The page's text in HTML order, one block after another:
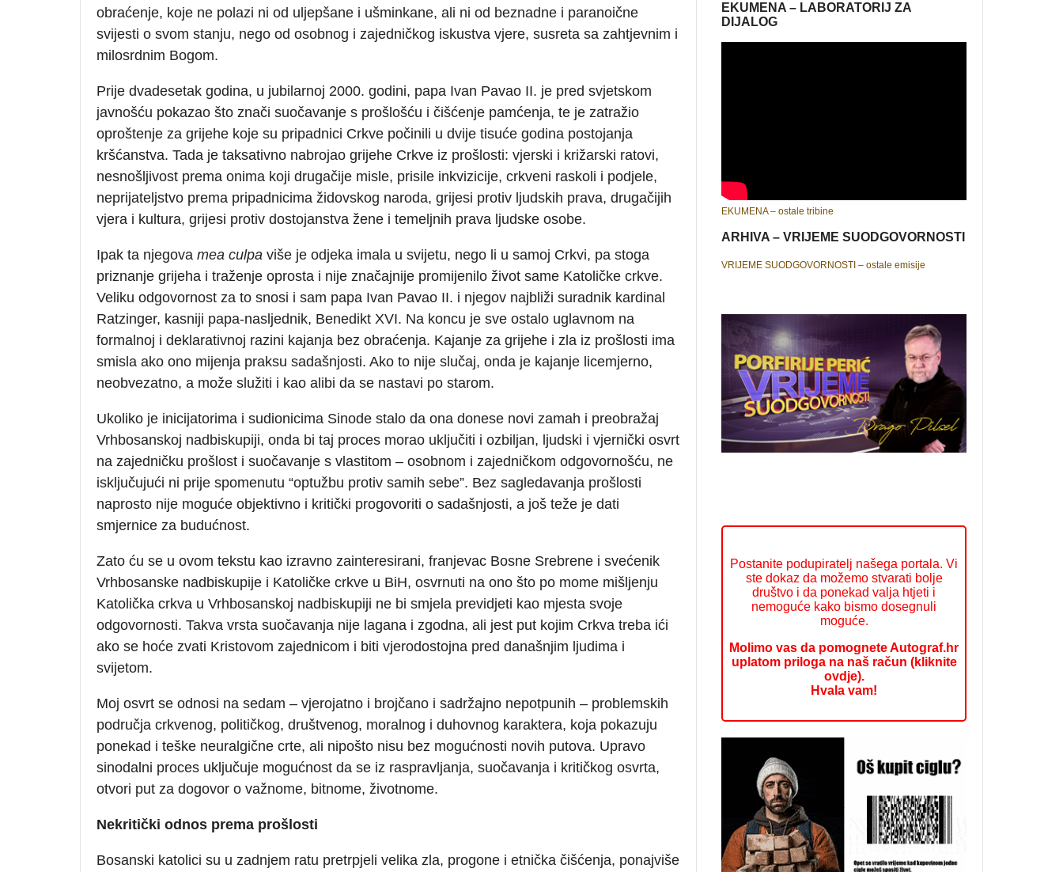
obraćenje, koje ne polazi ni od uljepšane i ušminkane, ali ni od beznadne i paranoične
svijesti o svom stanju, nego od osobnog i zajedničkog iskustva vjere, susreta sa zahtjevnim i
milosrdnim Bogom.
Prije dvadesetak godina, u jubilarnoj 2000. godini, papa Ivan Pavao II. je pred svjetskom
javnošću pokazao što znači suočavanje s prošlošću i čišćenje pamćenja, te je zatražio
oproštenje za grijehe koje su pripadnici Crkve počinili u dvije tisuće godina postojanja
kršćanstva. Tada je taksativno nabrojao grijehe Crkve iz prošlosti: vjerski i križarski ratovi,
nesnošljivost prema onima koji drugačije misle, prisile inkvizicije, crkveni raskoli i podjele,
neprijateljstvo prema pripadnicima židovskog naroda, grijesi protiv ljudskih prava, drugačijih
vjera i kultura, grijesi protiv dostojanstva žene i temeljnih prava ljudske osobe.
Ipak ta njegova mea culpa više je odjeka imala u svijetu, nego li u samoj Crkvi, pa stoga
priznanje grijeha i traženje oprosta i nije značajnije promijenilo život same Katoličke crkve.
Veliku odgovornost za to snosi i sam papa Ivan Pavao II. i njegov najbliži suradnik kardinal
Ratzinger, kasniji papa-nasljednik, Benedikt XVI. Na koncu je sve ostalo uglavnom na
formalnoj i deklarativnoj razini kajanja bez obraćenja. Kajanje za grijehe i zla iz prošlosti ima
smisla ako ono mijenja praksu sadašnjosti. Ako to nije slučaj, onda je kajanje licemjerno,
neobvezatno, a može služiti i kao alibi da se nastavi po starom.
Ukoliko je inicijatorima i sudionicima Sinode stalo da ona donese novi zamah i preobražaj
Vrhbosanskoj nadbiskupiji, onda bi taj proces morao uključiti i ozbiljan, ljudski i vjernički osvrt
na zajedničku prošlost i suočavanje s vlastitom – osobnom i zajedničkom odgovornošću, ne
isključujući ni prije spomenutu “optužbu protiv samih sebe”. Bez sagledavanja prošlosti
naprosto nije moguće objektivno i kritički progovoriti o sadašnjosti, a još teže je dati
smjernice za budućnost.
Zato ću se u ovom tekstu kao izravno zainteresirani, franjevac Bosne Srebrene i svećenik
Vrhbosanske nadbiskupije i Katoličke crkve u BiH, osvrnuti na ono što po mome mišljenju
Katolička crkva u Vrhbosanskoj nadbiskupiji ne bi smjela previdjeti kao mjesta svoje
odgovornosti. Takva vrsta suočavanja nije lagana i zgodna, ali jest put kojim Crkva treba ići
ako se hoće zvati Kristovom zajednicom i biti vjerodostojna pred današnjim ljudima i
svijetom.
Moj osvrt se odnosi na sedam – vjerojatno i brojčano i sadržajno nepotpunih – problemskih
područja crkvenog, političkog, društvenog, moralnog i duhovnog karaktera, koja pokazuju
ponekad i teške neuralgične crte, ali nipošto nisu bez mogućnosti novih putova. Upravo
sinodalni proces uključuje mogućnost da se iz raspravljanja, suočavanja i kritičkog osvrta,
otvori put za dogovor o važnome, bitnome, životnome.
Nekritički odnos prema prošlosti
Bosanski katolici su u zadnjem ratu pretrpjeli velika zla, progone i etnička čišćenja, ponajviše
EKUMENA – LABORATORIJ ZA
DIJALOG
EKUMENA – ostale tribine
ARHIVA – VRIJEME SUODGOVORNOSTI
VRIJEME SUODGOVORNOSTI – ostale emisije
Postanite podupiratelj našega portala. Vi
ste dokaz da možemo stvarati bolje
društvo i da ponekad valja htjeti i
nemoguće kako bismo dosegnuli
moguće.
Molimo vas da pomognete Autograf.hr
uplatom priloga na naš račun (kliknite
ovdje).
Hvala vam!